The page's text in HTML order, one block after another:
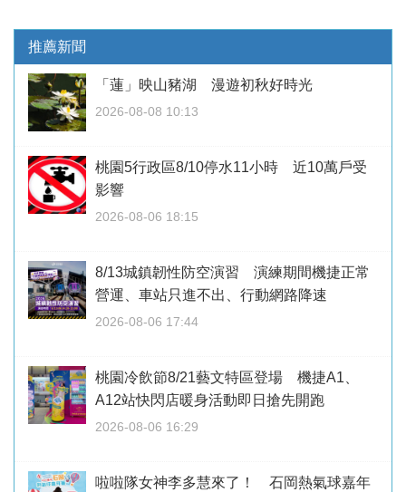
推薦新聞
「蓮」映山豬湖 漫遊初秋好時光
2026-08-08 10:13
桃園5行政區8/10停水11小時 近10萬戶受
影響
2026-08-06 18:15
8/13城鎮韌性防空演習 演練期間機捷正常
營運、車站只進不出、行動網路降速
2026-08-06 17:44
桃園冷飲節8/21藝文特區登場 機捷A1、
A12站快閃店暖身活動即日搶先開跑
2026-08-06 16:29
啦啦隊女神李多慧來了！ 石岡熱氣球嘉年